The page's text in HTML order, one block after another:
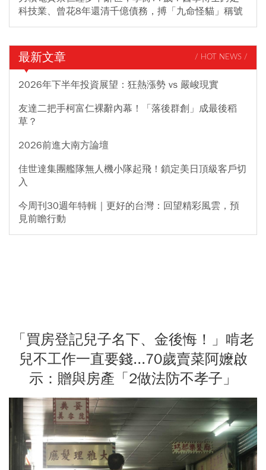
科技業、曾花8年還清千億債務，搏「九命怪貓」稱號
最新文章 / HOT NEWS /
2026年下半年投資展望：狂熱漲勢 vs 嚴峻現實
友達二把手柯富仁裸辭內幕！「落後群創」成最後稻
草？
2026前進大南方論壇
佳世達集團艦隊無人機小隊起飛！鎖定美日頂級客戶切
入
今周刊30週年特輯｜更好的台灣：回望精彩風雲，預
見前瞻行動
「買房登記兒子名下、金後悔！」啃老
兒不工作一直要錢...70歲賣菜阿嬤啟
示：贈與房產「2做法防不孝子」